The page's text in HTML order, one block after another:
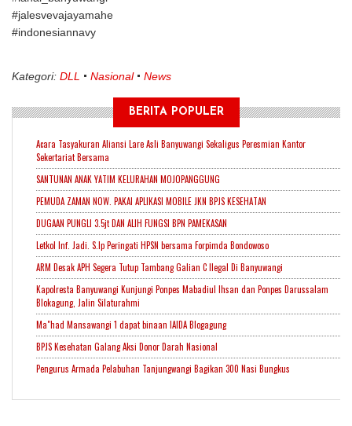
#jalesvevajayamahe
#indonesiannavy
Kategori: DLL Nasional News
BERITA POPULER
Acara Tasyakuran Aliansi Lare Asli Banyuwangi Sekaligus Peresmian Kantor
Sekertariat Bersama
SANTUNAN ANAK YATIM KELURAHAN MOJOPANGGUNG
PEMUDA ZAMAN NOW. PAKAI APLIKASI MOBILE JKN BPJS KESEHATAN
DUGAAN PUNGLI 3.5jt DAN ALIH FUNGSI BPN PAMEKASAN
Letkol Inf. Jadi. S.Ip Peringati HPSN bersama Forpimda Bondowoso
ARM Desak APH Segera Tutup Tambang Galian C Ilegal Di Banyuwangi
Kapolresta Banyuwangi Kunjungi Ponpes Mabadiul Ihsan dan Ponpes Darussalam
Blokagung, Jalin Silaturahmi
Ma"had Mansawangi 1 dapat binaan IAIDA Blogagung
BPJS Kesehatan Galang Aksi Donor Darah Nasional
Pengurus Armada Pelabuhan Tanjungwangi Bagikan 300 Nasi Bungkus